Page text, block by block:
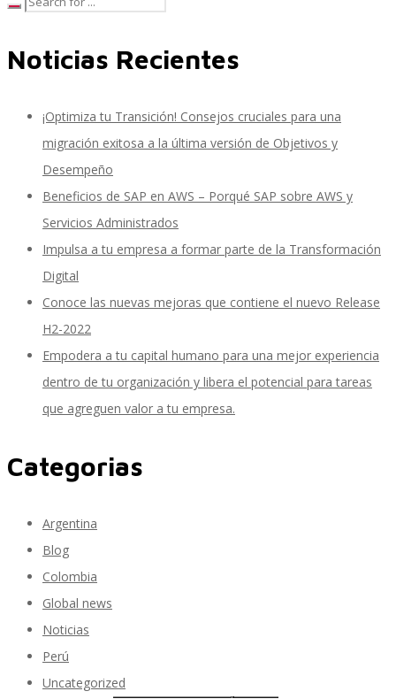
EPIUSE-sap-var
Servicios de Nómina por País
Noticias Recientes
¡Optimiza tu Transición! Consejos cruciales para una
migración exitosa a la última versión de Objetivos y
Desempeño
Beneficios de SAP en AWS – Porqué SAP sobre AWS y
Servicios Administrados
Impulsa a tu empresa a formar parte de la Transformación
Digital
Conoce las nuevas mejoras que contiene el nuevo Release
H2-2022
Empodera a tu capital humano para una mejor experiencia
dentro de tu organización y libera el potencial para tareas
que agreguen valor a tu empresa.
Categorias
Argentina
Blog
Colombia
Global news
Noticias
Perú
Uncategorized